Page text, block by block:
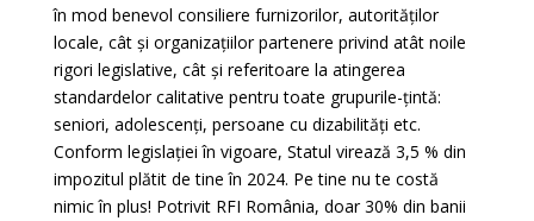
în mod benevol consiliere furnizorilor, autorităților
locale, cât și organizațiilor partenere privind atât noile
rigori legislative, cât și referitoare la atingerea
standardelor calitative pentru toate grupurile-țintă:
seniori, adolescenți, persoane cu dizabilități etc.
Conform legislației în vigoare, Statul virează 3,5 % din
impozitul plătit de tine în 2024. Pe tine nu te costă
nimic în plus! Potrivit RFI România, doar 30% din banii